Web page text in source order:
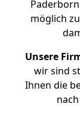
möglich
Unsere
wir sind
Ihnen die